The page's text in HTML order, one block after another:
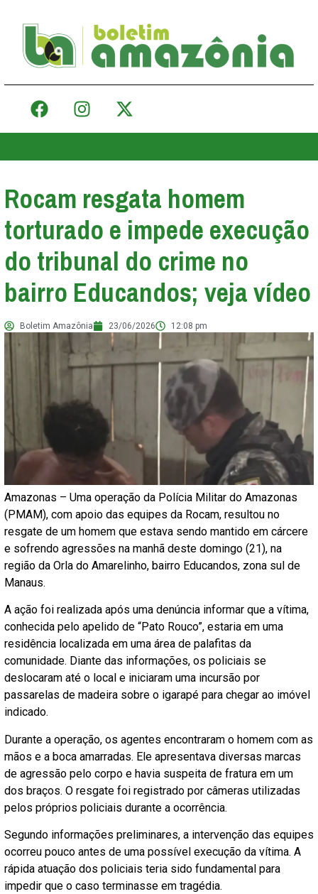
Rocam resgata homem
torturado e impede execução
do tribunal do crime no
bairro Educandos; veja vídeo
Boletim Amazônia 23/06/2026 12:08 pm
Amazonas – Uma operação da Polícia Militar do Amazonas
(PMAM), com apoio das equipes da Rocam, resultou no
resgate de um homem que estava sendo mantido em cárcere
e sofrendo agressões na manhã deste domingo (21), na
região da Orla do Amarelinho, bairro Educandos, zona sul de
Manaus.
A ação foi realizada após uma denúncia informar que a vítima,
conhecida pelo apelido de “Pato Rouco”, estaria em uma
residência localizada em uma área de palafitas da
comunidade. Diante das informações, os policiais se
deslocaram até o local e iniciaram uma incursão por
passarelas de madeira sobre o igarapé para chegar ao imóvel
indicado.
Durante a operação, os agentes encontraram o homem com as
mãos e a boca amarradas. Ele apresentava diversas marcas
de agressão pelo corpo e havia suspeita de fratura em um
dos braços. O resgate foi registrado por câmeras utilizadas
pelos próprios policiais durante a ocorrência.
Segundo informações preliminares, a intervenção das equipes
ocorreu pouco antes de uma possível execução da vítima. A
rápida atuação dos policiais teria sido fundamental para
impedir que o caso terminasse em tragédia.